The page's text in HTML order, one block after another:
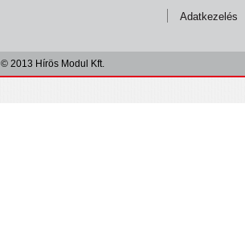
Adatkezelés
© 2013 Hírös Modul Kft.